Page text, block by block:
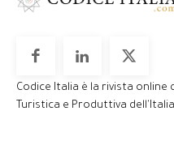
Codice Italia è la rivista
Turistica e Produttiva